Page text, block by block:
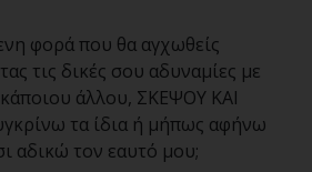
φορά που θα αγχωθείς
τις δικές σου αδυναμίες με
άλλου, ΣΚΕΨΟΥ ΚΑΙ
τα ίδια ή μήπως αφήνω
αδικώ τον εαυτό μου;